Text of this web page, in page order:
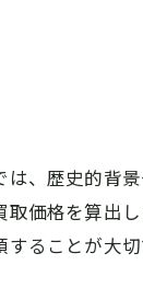
、歴史的背
価格を算出
ることが大切